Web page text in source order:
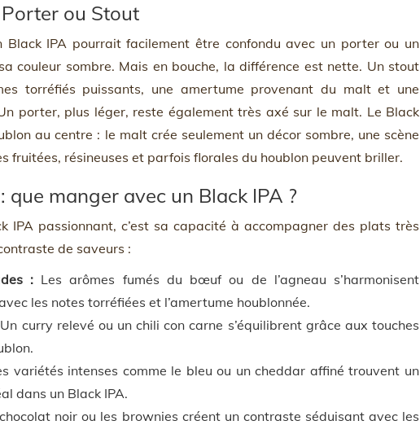
ou Stout
Black IPA pourrait facilement être confondu avec un porter ou un
couleur sombre. Mais en bouche, la différence est nette. Un stout
torréfiés puissants, une amertume provenant du malt et une
porter, plus léger, reste également très axé sur le malt. Le Black
au centre : le malt crée seulement un décor sombre, une scène
fruitées, résineuses et parfois florales du houblon peuvent briller.
que manger avec un Black IPA ?
IPA passionnant, c’est sa capacité à accompagner des plats très
de saveurs :
:Les arômes fumés du bœuf ou de l’agneau s’harmonisent
les notes torréfiées et l’amertume houblonnée.
Un curry relevé ou un chili con carne s’équilibrent grâce aux touches
variétés intenses comme le bleu ou un cheddar affiné trouvent un
dans un Black IPA.
noir ou les brownies créent un contraste séduisant avec les